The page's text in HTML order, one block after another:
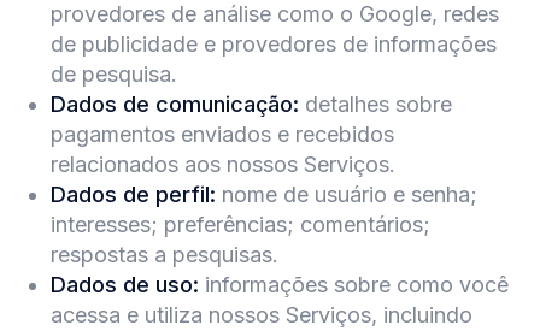
provedores de análise como o Google, redes
de publicidade e provedores de informações
de pesquisa.
Dados de comunicação: detalhes sobre
pagamentos enviados e recebidos
relacionados aos nossos Serviços.
Dados de perfil: nome de usuário e senha;
interesses; preferências; comentários;
respostas a pesquisas.
Dados de uso: informações sobre como você
acessa e utiliza nossos Serviços, incluindo